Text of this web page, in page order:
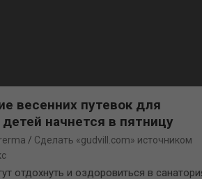
весенних путевок для
начнется в пятницу
Сделать «gudvill.com» источником
отдохнуть и оздоровиться в